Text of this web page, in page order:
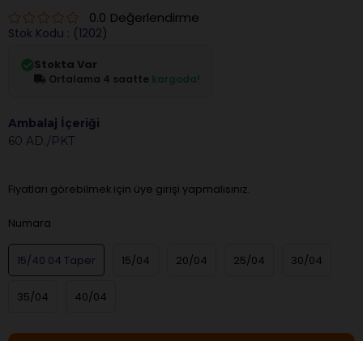
0.0 Değerlendirme
Stok Kodu (1202)
Stokta Var
Ortalama 4 saatte kargoda!
Ambalaj İçeriği
60 AD./PKT
Fiyatları görebilmek için üye girişi yapmalısınız.
Numara
15/40 04 Taper 15/04 20/04 25/04 30/04
35/04 40/04